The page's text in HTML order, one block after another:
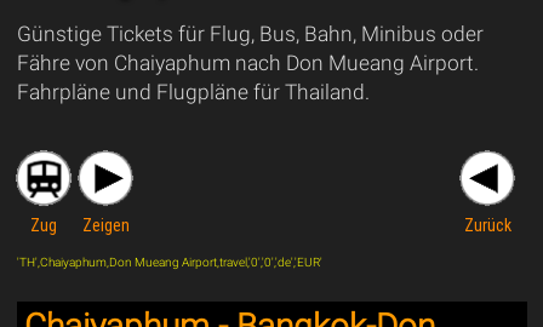
Günstige Tickets für Flug, Bus, Bahn, Minibus oder
Fähre von Chaiyaphum nach Don Mueang Airport.
Fahrpläne und Flugpläne für Thailand.
Zug Zeigen Zurück
'TH',Chaiyaphum,Don Mueang Airport,travel,'0','0','de','EUR'